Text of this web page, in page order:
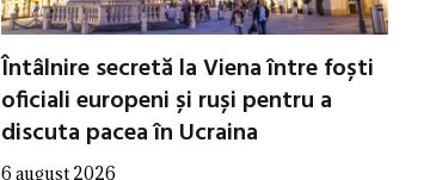
Întâlnire secretă la Viena între foști
oficiali europeni și ruși pentru a
discuta pacea în Ucraina
6 august 2026